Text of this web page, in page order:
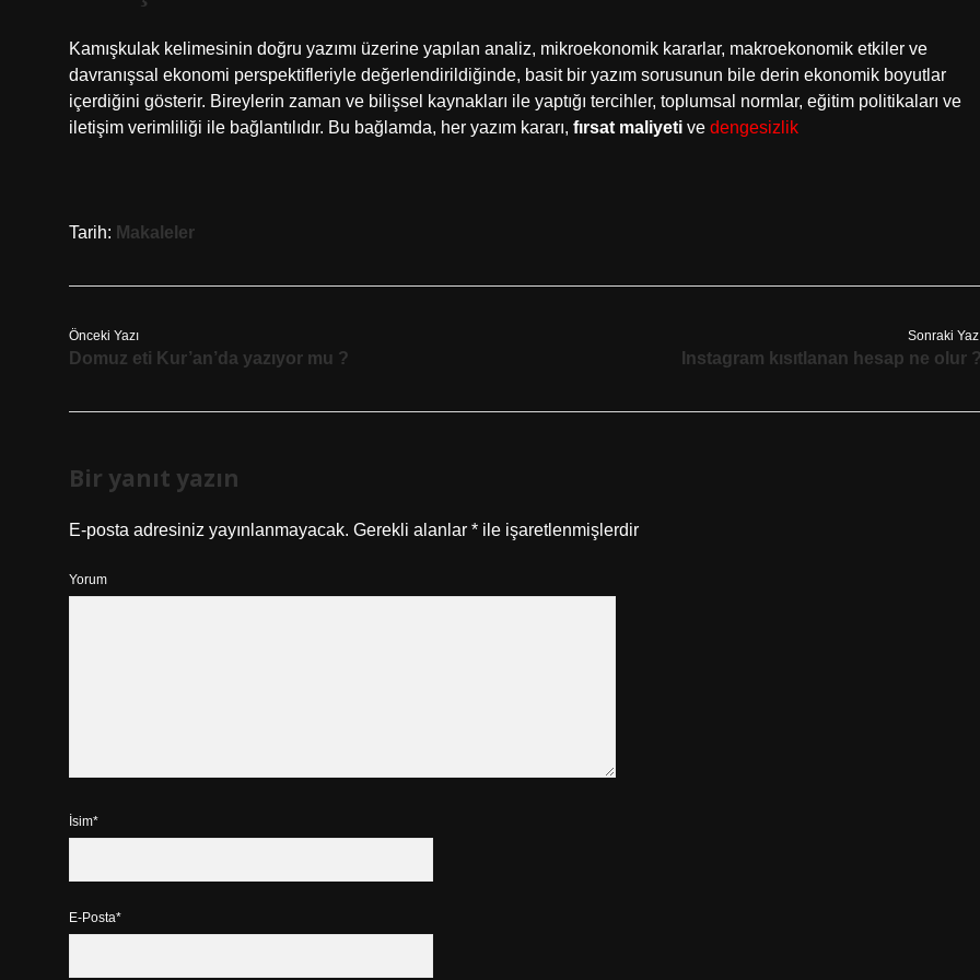
Kamışkulak kelimesinin doğru yazımı üzerine yapılan analiz, mikroekonomik kararlar, makroekonomik etkiler ve
davranışsal ekonomi perspektifleriyle değerlendirildiğinde, basit bir yazım sorusunun bile derin ekonomik boyutlar
içerdiğini gösterir. Bireylerin zaman ve bilişsel kaynakları ile yaptığı tercihler, toplumsal normlar, eğitim politikaları ve
iletişim verimliliği ile bağlantılıdır. Bu bağlamda, her yazım kararı, fırsat maliyeti ve dengesizlik
Tarih: Makaleler
Önceki Yazı
Domuz eti Kur’an’da yazıyor mu ?
Sonraki
Instagram kısıtlanan hesap ne olur
Bir yanıt yazın
E-posta adresiniz yayınlanmayacak. Gerekli alanlar * ile işaretlenmişlerdir
Yorum
İsim*
E-Posta*